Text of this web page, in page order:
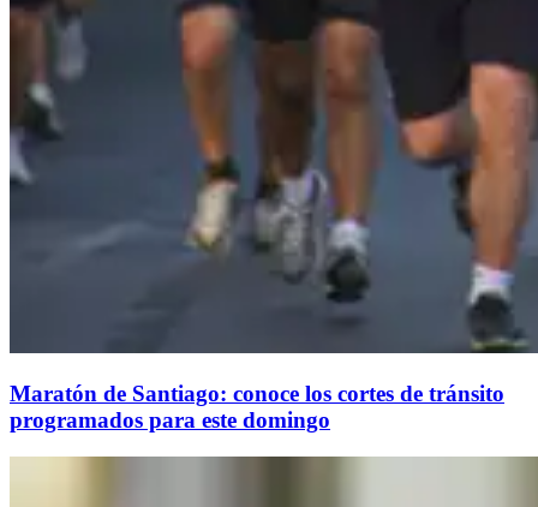
Maratón de Santiago: conoce los cortes de tránsito
programados para este domingo